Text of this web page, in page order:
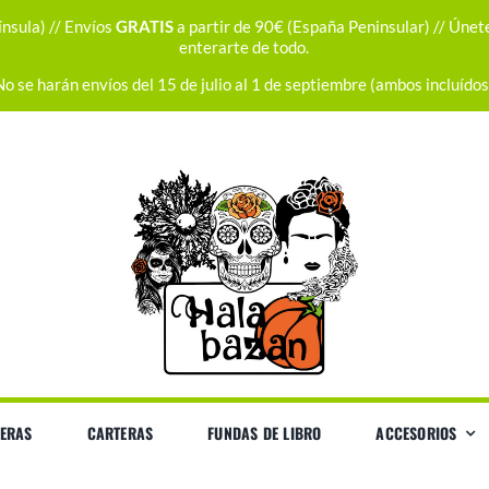
// EnvíosGRATISa partir de 90€ (España Peninsular) //
enterarte de todo.
se harán envíos del 15 de julio al 1 de septiembre (ambos
CARTERAS FUNDAS DE LIBRO ACCESORIOS